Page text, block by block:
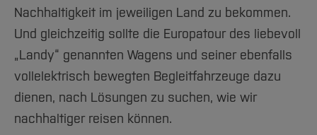
Nachhaltigkeit im jeweiligen Land zu bekommen.
Und gleichzeitig sollte die Europatour des liebevoll
„Landy“ genannten Wagens und seiner ebenfalls
vollelektrisch bewegten Begleitfahrzeuge dazu
dienen, nach Lösungen zu suchen, wie wir
nachhaltiger reisen können.